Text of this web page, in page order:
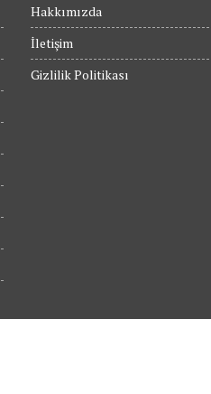
Hakkımızda
İletişim
Gizlilik Politikası